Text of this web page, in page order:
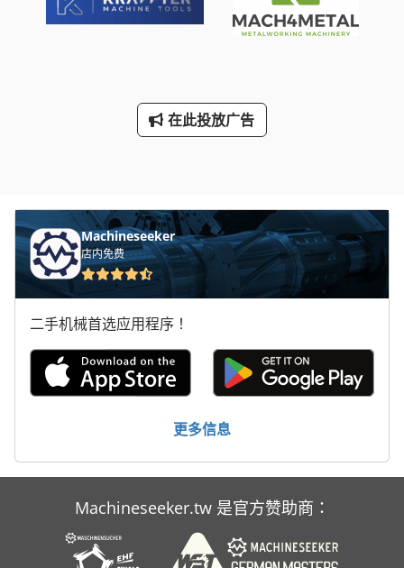
在此投放广告
Machineseeker
店内免费
二手机械首选应用程序！
更多信息
Machineseeker.tw 是官方赞助商：